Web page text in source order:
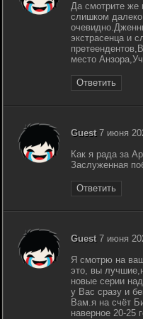
Да смотрите же
слишком
экстрасенца и
место
Ответить
Guest7 июня
Как я рада за
Заслуженная
Ответить
Guest7 июня
Я смотрю на
это, вы
новые серии
у Вас сразу и
Вам.я на счёт
наверное 20-25